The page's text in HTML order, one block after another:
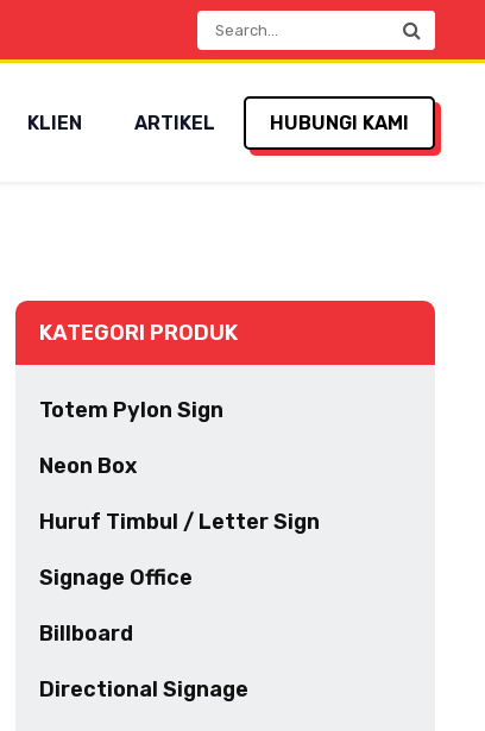
KLIEN ARTIKEL HUBUNGI KAMI
KATEGORI PRODUK
Totem Pylon Sign
Neon Box
Huruf Timbul / Letter Sign
Signage Office
Billboard
Directional Signage